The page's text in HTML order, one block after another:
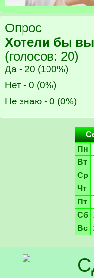
Опрос
Хотели бы вы
(голосов: 20)
Да - 20 (100%)
Нет - 0 (0%)
Не знаю - 0 (0%)
Пн
Вт
Ср
Чт
Пт
Сб
Вс